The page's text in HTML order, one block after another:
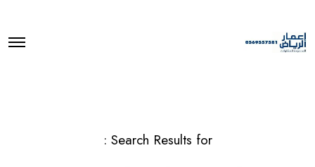
O
Search Results for :